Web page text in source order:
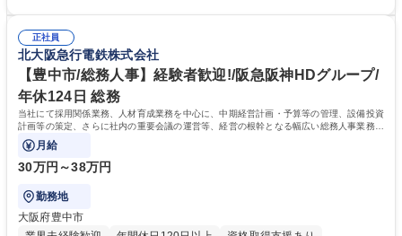
幅広く経験を積みたい意欲がある方に最適な環境です。 募集職種 【総
務・人事】未経験歓迎/日立グループ/組織運営を支えるゼネラリストを目
指す
のご経験 ■労務管理（給与計算・社会保険手続き・勤怠管理など）の経験
■衛生管理者の資格をお持ちの方 学歴・資格 学歴：大学院 大学 高専 短大
専修学校 高校 語学力： 資格：
正社員
北大阪急行電鉄株式会社
【豊中市/総務人事】経験者歓迎!/阪急阪神HDグループ/
年休124日 総務
当社にて採用関係業務、人材育成業務を中心に、中期経営計画・予算等の管理、設備投資
計画等の策定、さらに社内の重要会議の運営等、経営の根幹となる幅広い総務人事業務全
般を担当していただきます。
月給
30万円～38万円
勤務地
大阪府豊中市